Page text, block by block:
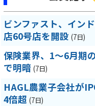
ビンファスト、イン
店60号店を開設 (7日)
保険業界、1～6月期
で明暗 (7日)
HAGL農業子会社が
4倍超 (7日)